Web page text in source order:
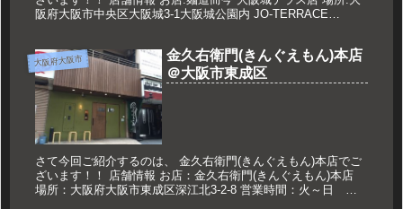
阪府大阪市中央区大阪城3-1大阪城公園内 JO-TERRACE
大阪府大阪市
金久右衛門(きんぐえもん)本店
＠大阪市東成区
さて今回ご紹介するのは、 金久右衛門(きんぐえもん)本店でご
ざいます！！ 店舗情報 お店：金久右衛門(きんぐえもん)本店
場所：大阪府大阪市東成区深江北3-2-8 営業時間：火～日